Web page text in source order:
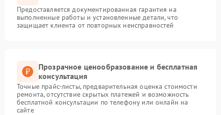
Предоставляется документированная гарантия на
выполненные работы и установленные детали, что
защищает клиента от повторных неисправностей
Прозрачное ценообразование и бесплатная
консультация
Точные прайс-листы, предварительная оценка стоимости
ремонта, отсутствие скрытых платежей и возможность
бесплатной консультации по телефону или онлайн на
сайте